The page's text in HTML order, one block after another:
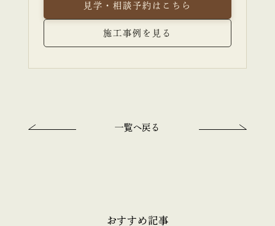
見学・相談予約はこちら
施工事例を見る
一覧へ戻る
おすすめ記事